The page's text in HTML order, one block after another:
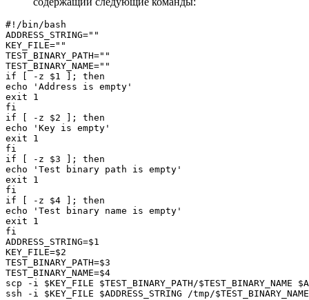
#!/bin/bash
ADDRESS_STRING=""
KEY_FILE=""
TEST_BINARY_PATH=""
TEST_BINARY_NAME=""
if [ -z $1 ]; then
echo
'Address is empty'
exit
fi
if [ -z $2 ]; then
echo
'Key is empty'
exit
fi
if [ -z $3 ]; then
echo
'Test binary path is empty'
exit
fi
if [ -z $4 ]; then
echo
'Test binary name is empty'
exit
fi
ADDRESS_STRING=$1
KEY_FILE=$2
TEST_BINARY_PATH=$3
TEST_BINARY_NAME=$4
scp -i $KEY_FILE $TEST_BINARY_PATH/$TEST_BINARY_NAME
ssh -i $KEY_FILE $ADDRESS_STRING /tmp/$TEST_BINARY_NAME